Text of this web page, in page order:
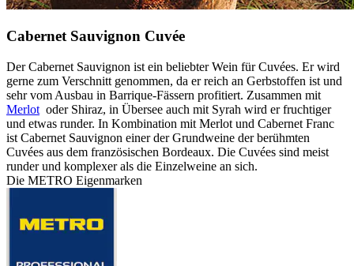
Cabernet Sauvignon Cuvée
Der Cabernet Sauvignon ist ein beliebter Wein für Cuvées. Er wird
gerne zum Verschnitt genommen, da er reich an Gerbstoffen ist und
sehr vom Ausbau in Barrique-Fässern profitiert. Zusammen mit
Merlot oder Shiraz, in Übersee auch mit Syrah wird er fruchtiger
und etwas runder. In Kombination mit Merlot und Cabernet Franc
ist Cabernet Sauvignon einer der Grundweine der berühmten
Cuvées aus dem französischen Bordeaux. Die Cuvées sind meist
runder und komplexer als die Einzelweine an sich.
Die METRO Eigenmarken